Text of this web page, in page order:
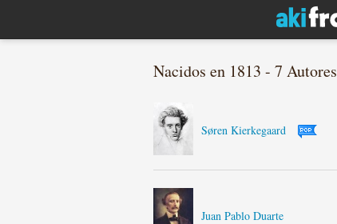
Nacidos en 1813 - 7 Autores
Søren Kierkegaard
Juan Pablo Duarte